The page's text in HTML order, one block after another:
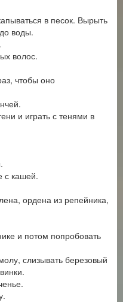
в песок. Вырыть
воды.
волос.
чтобы оно
и играть с тенями в
с кашей.
ордена из репейника,
и потом попробовать
слизывать березовый